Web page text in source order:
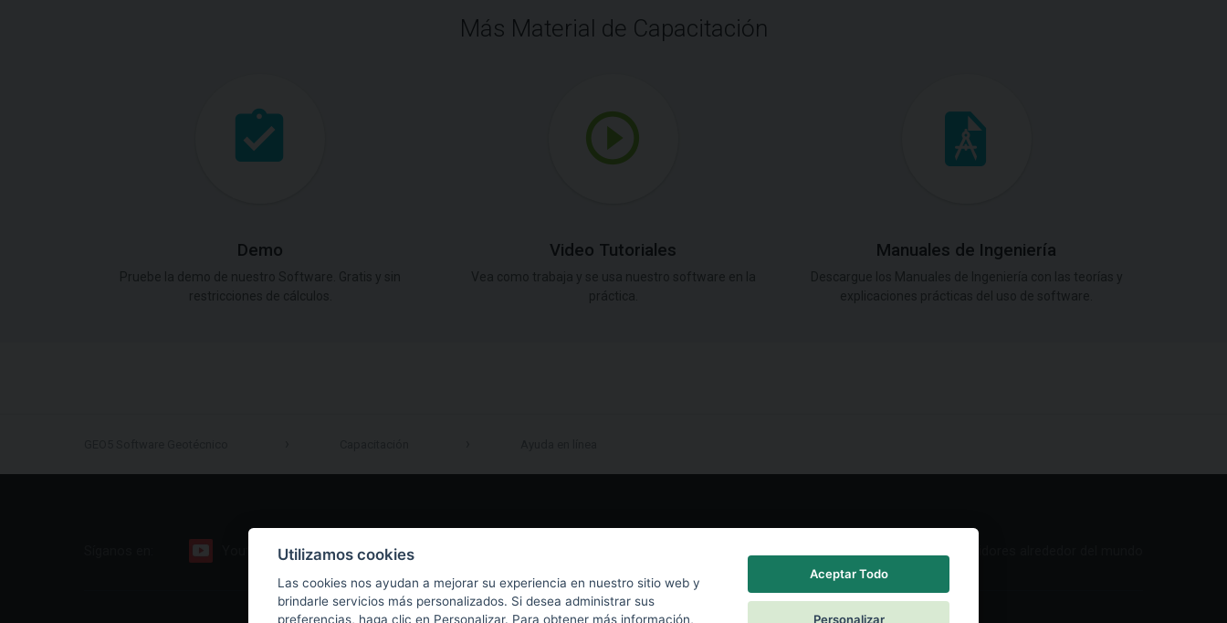
Más Material de Capacitación
Demo Video Tutoriales Manuales de Ingeniería
Facebook
Utilizamos cookies
Las cookies nos ayudan a mejorar su experiencia en nuestro sitio web y
brindarle servicios más personalizados. Si desea administrar sus
preferencias, haga clic en Personalizar. Para obtener más información,
Aceptar Todo
Personalizar